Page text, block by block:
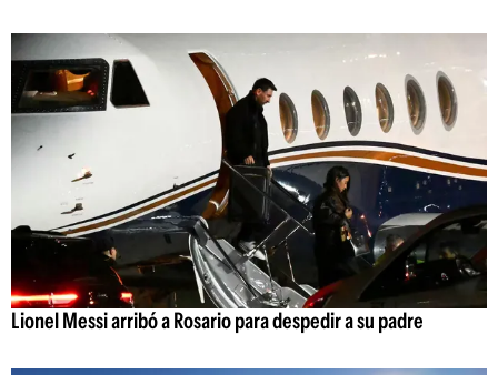
Lionel Messi arribó a Rosario para despedir a su padre